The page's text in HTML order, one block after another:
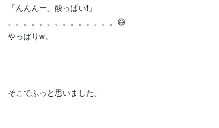
「んんんー。酸っぱい❗️」
。。。。。。。。。。。。。。😅
やっぱりw。
そこでふっと思いました。